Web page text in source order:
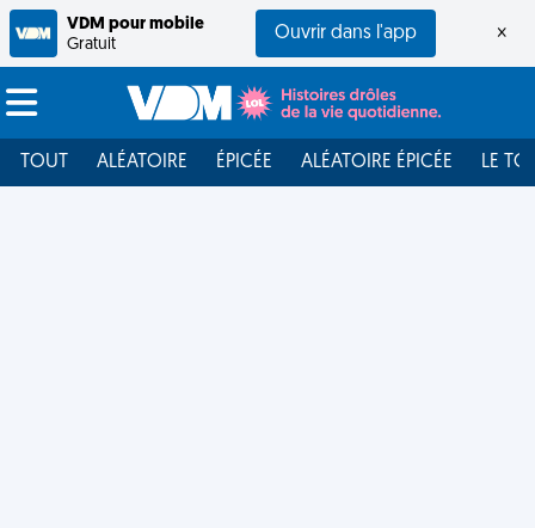
VDM pour mobile
Gratuit
Ouvrir dans l'app ×
TOUT ALÉATOIRE ÉPICÉE ALÉATOIRE ÉPICÉE LE